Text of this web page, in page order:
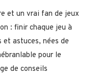
et un vrai fan de jeux
: finir chaque jeu à
et astuces, nées de
pour le
de conseils